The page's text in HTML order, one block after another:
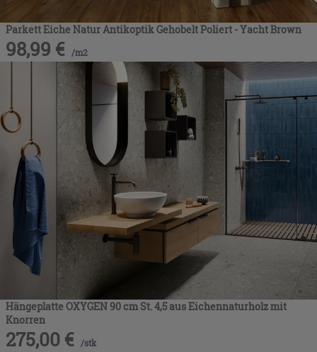
Parkett Eiche Natur Antikoptik Gehobelt Poliert - Yacht Brown
98,99 € /m2
Hängeplatte OXYGEN 90 cm St. 4,5 aus Eichennaturholz mit
Knorren
275,00 € /stk